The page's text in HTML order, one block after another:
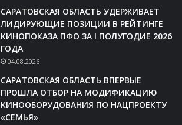
САРАТОВСКАЯ ОБЛАСТЬ УДЕРЖИВАЕТ
ЛИДИРУЮЩИЕ ПОЗИЦИИ В РЕЙТИНГЕ
КИНОПОКАЗА ПФО ЗА I ПОЛУГОДИЕ 2026
ГОДА
04.08.2026
САРАТОВСКАЯ ОБЛАСТЬ ВПЕРВЫЕ
ПРОШЛА ОТБОР НА МОДИФИКАЦИЮ
КИНООБОРУДОВАНИЯ ПО НАЦПРОЕКТУ
«СЕМЬЯ»